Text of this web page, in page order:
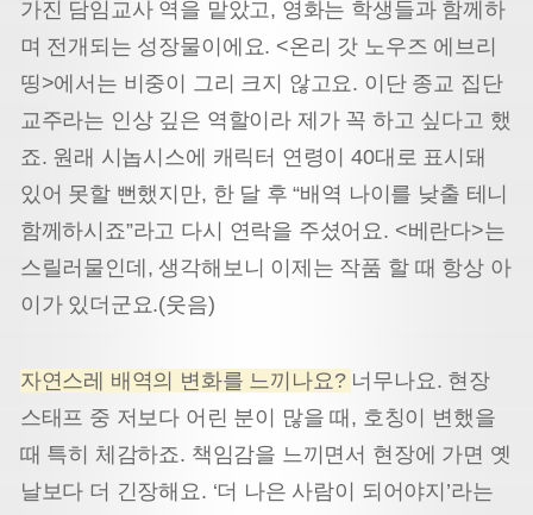
가진 담임교사 역을 맡았고, 영화는 학생들과 함께하
며 전개되는 성장물이에요. <온리 갓 노우즈 에브리
띵>에서는 비중이 그리 크지 않고요. 이단 종교 집단
교주라는 인상 깊은 역할이라 제가 꼭 하고 싶다고 했
죠. 원래 시놉시스에 캐릭터 연령이 40대로 표시돼
있어 못할 뻔했지만, 한 달 후 “배역 나이를 낮출 테니
함께하시죠”라고 다시 연락을 주셨어요. <베란다>는
스릴러물인데, 생각해보니 이제는 작품 할 때 항상 아
이가 있더군요.(웃음)
자연스레 배역의 변화를 느끼나요? 너무나요. 현장
스태프 중 저보다 어린 분이 많을 때, 호칭이 변했을
때 특히 체감하죠. 책임감을 느끼면서 현장에 가면 옛
날보다 더 긴장해요. ‘더 나은 사람이 되어야지’라는